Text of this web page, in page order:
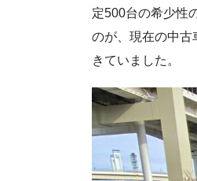
定500台の希少性
のが、現在の中古
きていました。